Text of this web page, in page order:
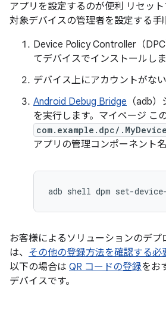
アプリを設定するのが便利 リセッ
対象デバイスの管理者を設定する手
Device Policy Controller（
てデバイスでインストールしま
デバイス上にアカウントがな
Android Debug Bridge （adb
を実行します。マイページ こ
com.example.dpc/
アプリの管理コンポーネント名
adb shell dpm set-device-
お客様によるソリューションのデプ
は、 その他の登録方法を確認する必
以下の場合は QR コードの登録をお
デバイスです。